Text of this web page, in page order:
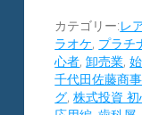
カテゴリー:レ
ラオケ, プラチ
心者,卸売業,
千代田佐藤商事
グ,株式投資